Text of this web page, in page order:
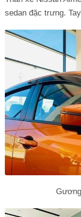
sedan đặc trưng.